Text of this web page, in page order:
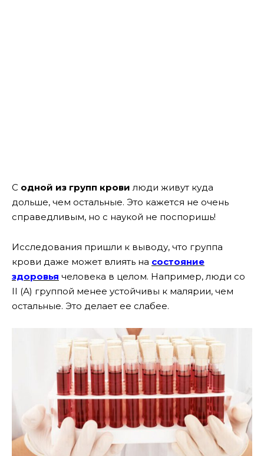
С одной из групп крови люди живут куда
дольше, чем остальные. Это кажется не очень
справедливым, но с наукой не поспоришь!
Исследования пришли к выводу, что группа
крови даже может влиять на состояние
здоровья человека в целом. Например, люди со
II (А) группой менее устойчивы к малярии, чем
остальные. Это делает ее слабее.